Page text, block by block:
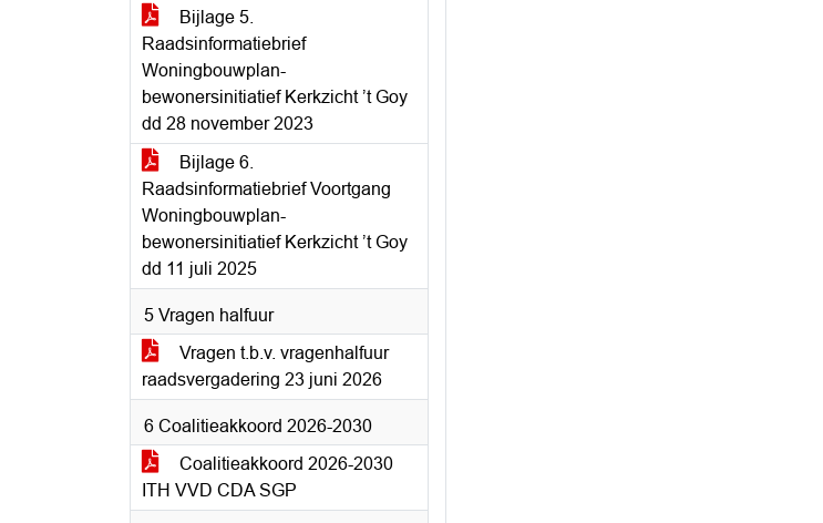
Bijlage 5.
Raadsinformatiebrief
Woningbouwplan-
bewonersinitiatief Kerkzicht ’t Goy
dd 28 november 2023
Bijlage 6.
Raadsinformatiebrief Voortgang
Woningbouwplan-
bewonersinitiatief Kerkzicht ’t Goy
dd 11 juli 2025
5 Vragen halfuur
Vragen t.b.v. vragenhalfuur
raadsvergadering 23 juni 2026
6 Coalitieakkoord 2026-2030
Coalitieakkoord 2026-2030
ITH VVD CDA SGP